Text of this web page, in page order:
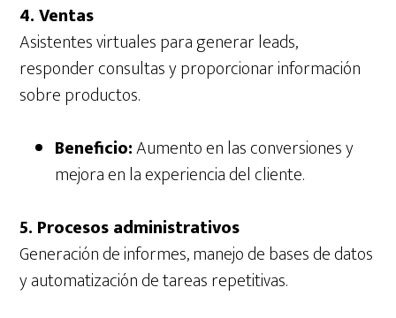
4. Ventas
Asistentes virtuales para generar leads,
responder consultas y proporcionar información
sobre productos.
Beneficio:Aumento en las conversiones y
mejora en la experiencia del cliente.
5. Procesos administrativos
Generación de informes, manejo de bases de datos
y automatización de tareas repetitivas.